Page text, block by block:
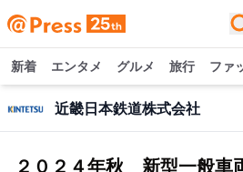
新着 エンタメ グルメ 旅行 ファ
近畿日本鉄道株式会社
２０２４年秋 新型一般車